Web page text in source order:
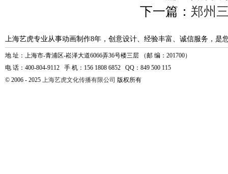
下一篇： 郑州
上海艺虎专业从事动画制作8年，创意设计、经验丰富、诚信服务，是
地 址：上海市-青浦区-崧泽大道6066弄36号楼三层 （邮 编：201700）
电 话：400-804-9112 手 机：156 1808 6852 QQ：849 500 115
© 2006 - 2025 上海艺虎文化传播有限公司 版权所有